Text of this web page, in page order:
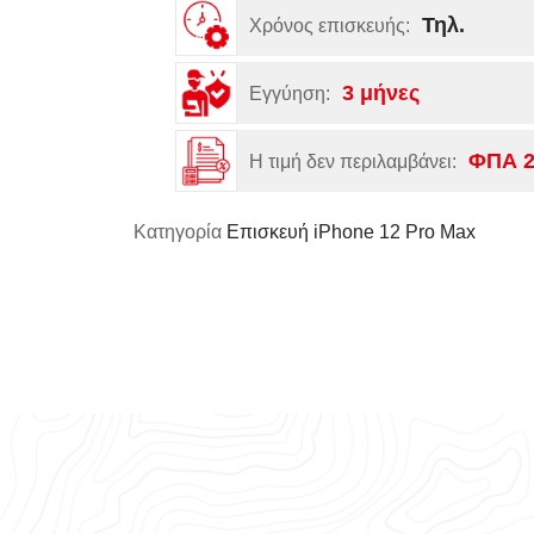
Χρόνος επισκευής: Τηλ.
Εγγύηση: 3 μήνες
Η τιμή δεν περιλαμβάνει: ΦΠΑ
Κατηγορία Επισκευή iPhone 12 Pro Max